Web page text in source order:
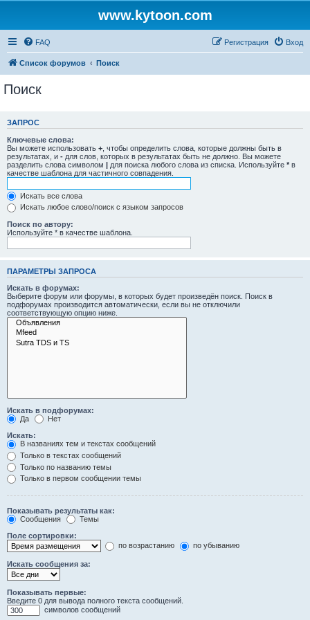
www.kytoon.com
FAQ Вход
Регистрация
Список форумов Поиск
Поиск
ЗАПРОС
Ключевые слова:
Вы можете использовать + , чтобы определить слова, которые должны быть в
результатах, и - для слов, которых в результатах быть не должно. Вы можете
разделить слова символом | для поиска любого слова из списка. Используйте * в
качестве шаблона для частичного совпадения.
Искать все слова
Искать любое слово/поиск с языком запросов
Поиск по автору:
Используйте * в качестве шаблона.
ПАРАМЕТРЫ ЗАПРОСА
Искать в форумах:
Выберите форум или форумы, в которых будет произведён поиск. Поиск в
подфорумах производится автоматически, если вы не отключили
соответствующую опцию ниже.
Искать в подфорумах:
Да
Нет
Искать:
В названиях тем и текстах сообщений
Только в текстах сообщений
Только по названию темы
Только в первом сообщении темы
Показывать результаты как:
Сообщения
Темы
Поле сортировки:
по возрастанию
по убыванию
Искать сообщения за:
Показывать первые:
Введите 0 для вывода полного текста сообщений.
символов сообщений